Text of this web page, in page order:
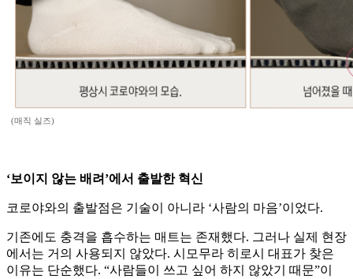
(매직 실즈)
‘보이지 않는 배려’에서 출발한 혁신
코로야와의 출발점은 기술이 아니라 ‘사람의 마음’이었다.
기존에도 충격을 흡수하는 매트는 존재했다. 그러나 실제 현장
에서는 거의 사용되지 않았다. 시모무라 히로시 대표가 찾은
이유는 단순했다. “사람들이 쓰고 싶어 하지 않았기 때문”이